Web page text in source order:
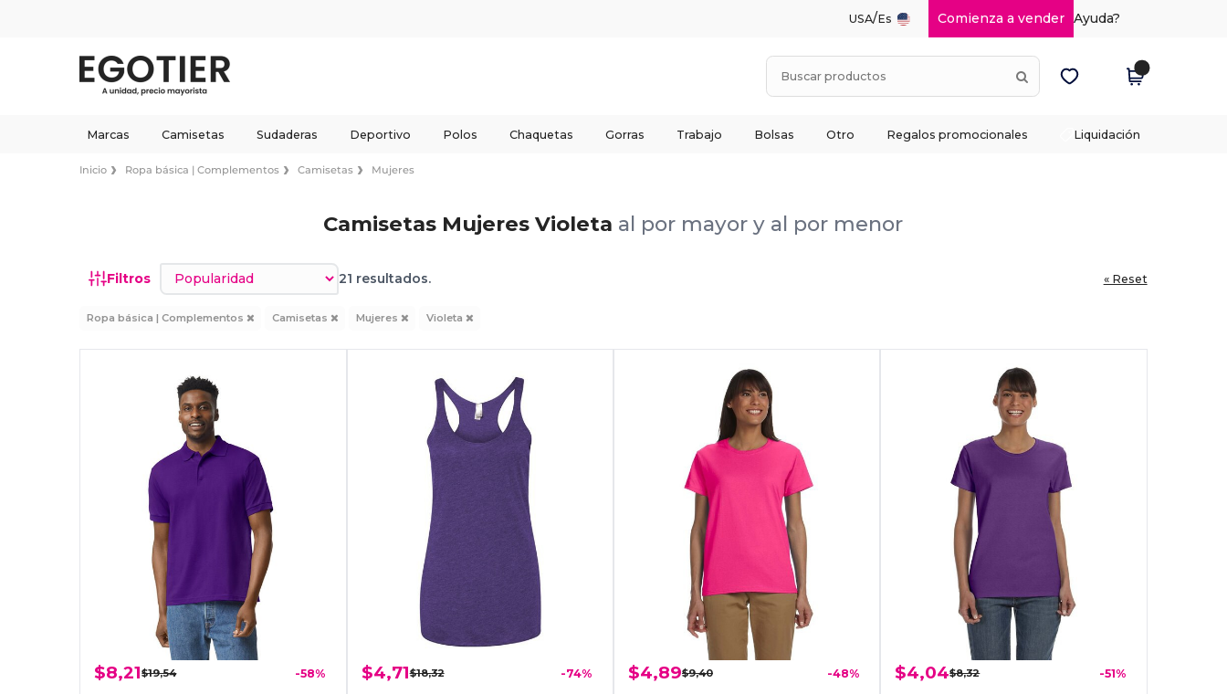
USA/Es Comienza a vender Ayuda?
Marcas Camisetas Sudaderas Deportivo Polos Chaquetas Gorras Trabajo Bolsas Otro Regalos promocionales Liquidación
Inicio Ropa básica | Complementos Camisetas Mujeres
Camisetas Mujeres Violeta al por mayor y al por menor
Filtros Ordenar por 21 resultados. « Reset
Ropa básica | Complementos Camisetas Mujeres Violeta
$8,21$19,54 -58% $4,71$18,32 -74% $4,89$9,40 -48% $4,04$8,32 -51%